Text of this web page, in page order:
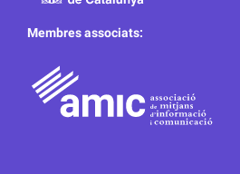
Membres associats: